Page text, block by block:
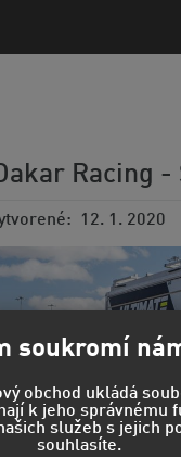
Racing -
12. 1. 2020
soukromí
obchod ukládá
k jeho správnému
služeb s jejich
souhlasíte.